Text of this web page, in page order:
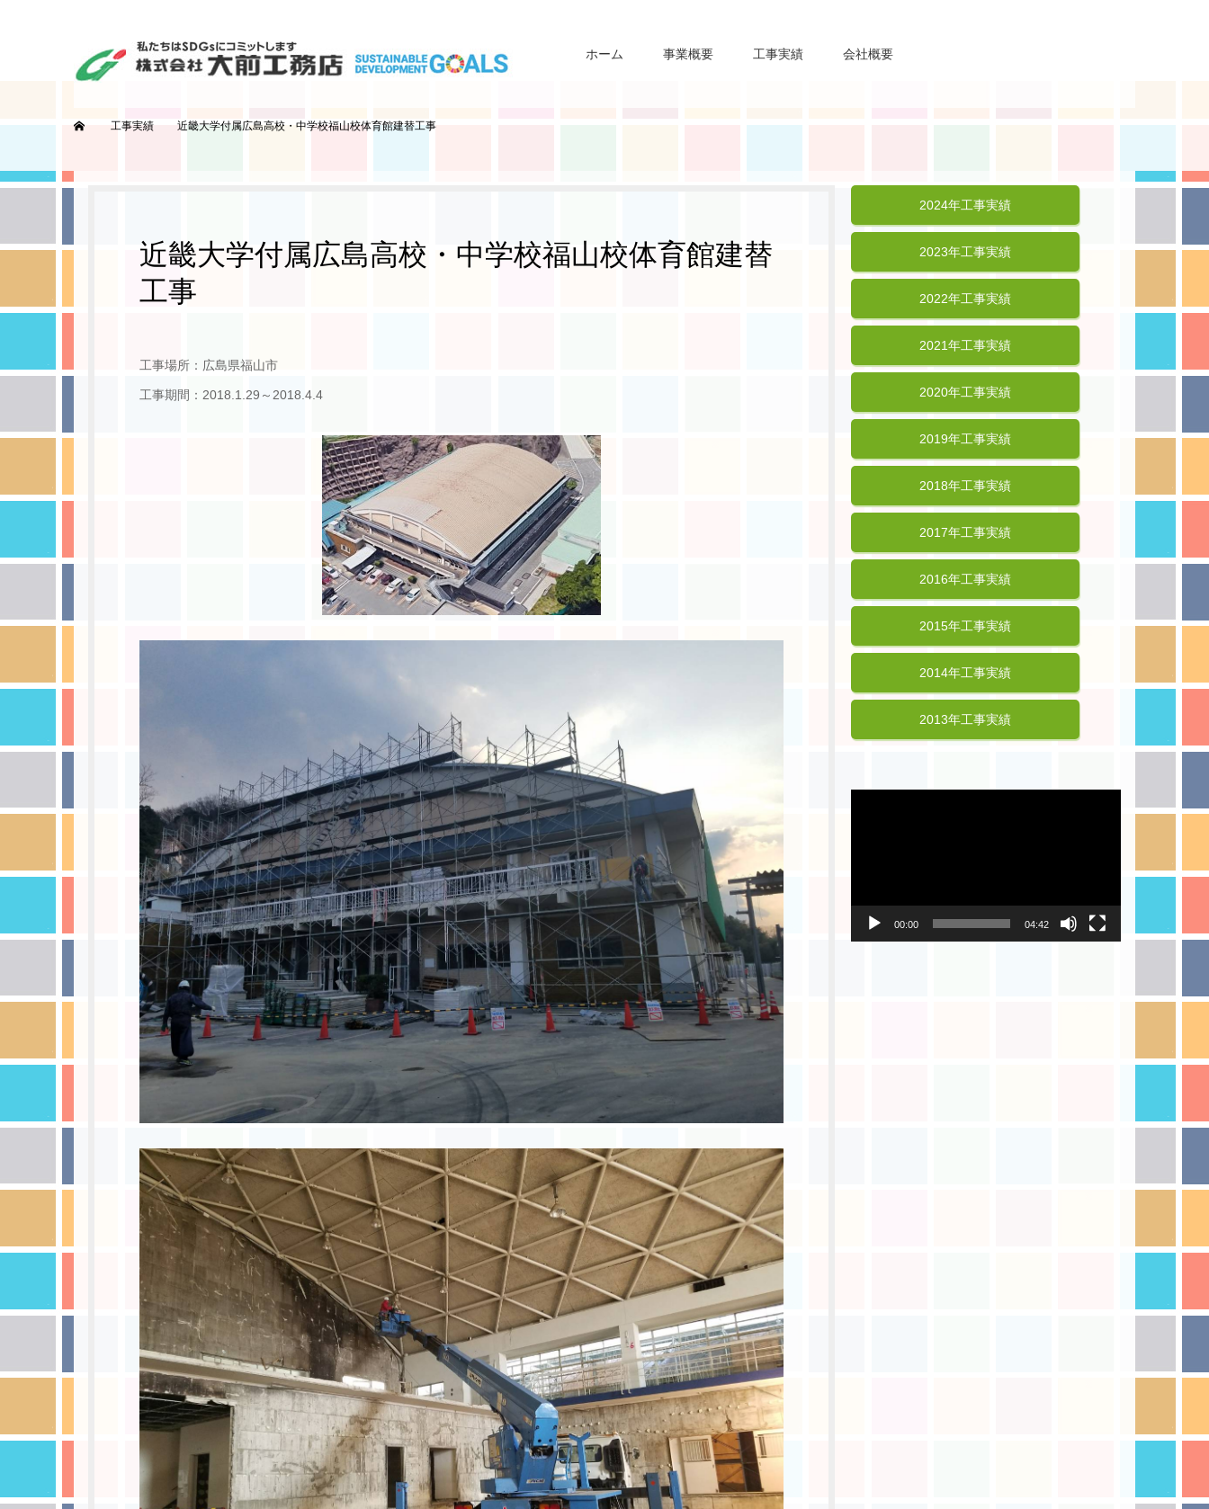
ホーム 事業概要 工事実績 会社概要
ホーム 工事実績 近畿大学付属広島高校・中学校福山校体育館建替工事
近畿大学付属広島高校・中学校福山校体育館建替
工事
工事場所：広島県福山市
工事期間：2018.1.29～2018.4.4
2024年工事実績
2023年工事実績
2022年工事実績
2021年工事実績
2020年工事実績
2019年工事実績
2018年工事実績
2017年工事実績
2016年工事実績
2015年工事実績
2014年工事実績
2013年工事実績
00:00 04:42